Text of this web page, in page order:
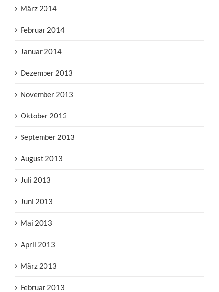
März 2014
Februar 2014
Januar 2014
Dezember 2013
November 2013
Oktober 2013
September 2013
August 2013
Juli 2013
Juni 2013
Mai 2013
April 2013
März 2013
Februar 2013